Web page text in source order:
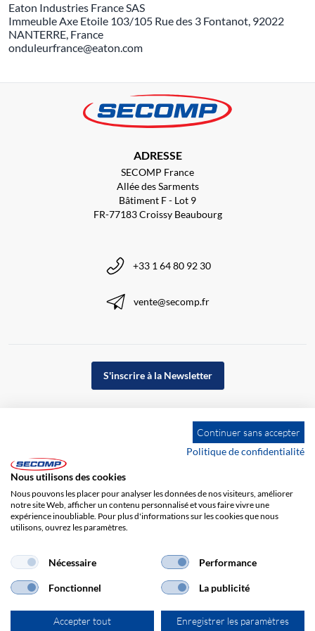
Eaton Industries France SAS
Immeuble Axe Etoile 103/105 Rue des 3 Fontanot, 92022
NANTERRE, France
onduleurfrance@eaton.com
ADRESSE
SECOMP France
Allée des Sarments
Bâtiment F - Lot 9
FR-77183 Croissy Beaubourg
+33 1 64 80 92 30
vente@secomp.fr
S'inscrire à la Newsletter
Impression Responsabilité
Continuer sans accepter
Politique de confidentialité
Nous utilisons des cookies
Nous pouvons les placer pour analyser les données de nos visiteurs, améliorer
notre site Web, afficher un contenu personnalisé et vous faire vivre une
expérience inoubliable. Pour plus d'informations sur les cookies que nous
utilisons, ouvrez les paramètres.
Nécessaire Performance
Fonctionnel La publicité
Accepter tout Enregistrer les paramètres